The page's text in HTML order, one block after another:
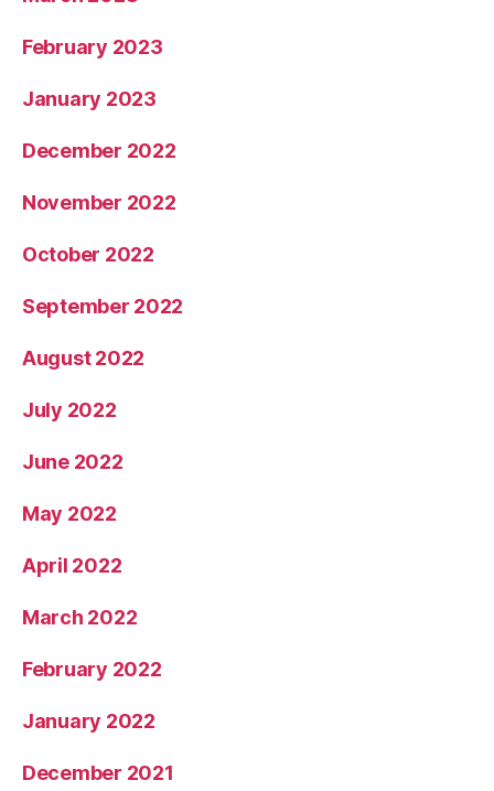
February 2023
January 2023
December 2022
November 2022
October 2022
September 2022
August 2022
July 2022
June 2022
May 2022
April 2022
March 2022
February 2022
January 2022
December 2021